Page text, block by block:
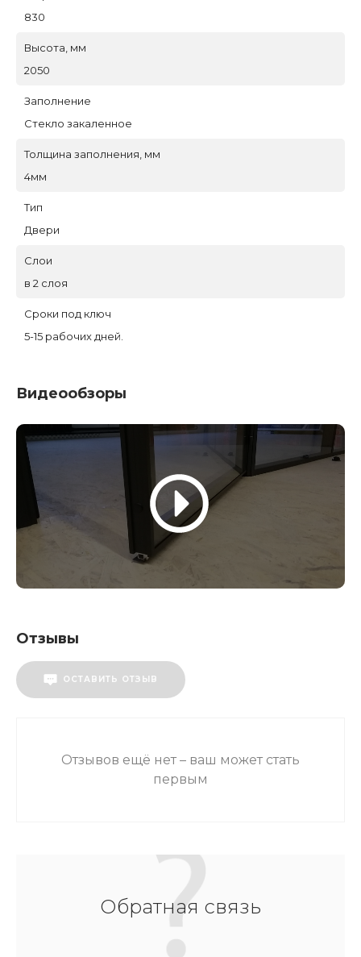
830
Высота, мм
2050
Заполнение
Стекло закаленное
Толщина заполнения, мм
4мм
Тип
Двери
Слои
в 2 слоя
Сроки под ключ
5-15 рабочих дней.
Видеообзоры
Отзывы
ОСТАВИТЬ ОТЗЫВ
Отзывов ещё нет – ваш может стать
первым
Обратная связь